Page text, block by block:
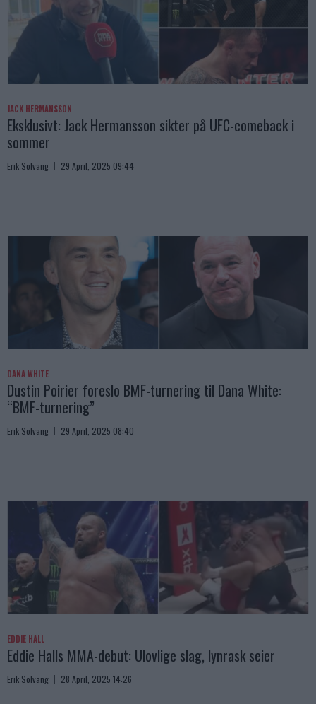
JACK HERMANSSON
Eksklusivt: Jack Hermansson sikter på UFC-comeback i
sommer
Erik Solvang 29 April, 2025 09:44
DANA WHITE
Dustin Poirier foreslo BMF-turnering til Dana White:
“BMF-turnering”
Erik Solvang 29 April, 2025 08:40
EDDIE HALL
Eddie Halls MMA-debut: Ulovlige slag, lynrask seier
Erik Solvang 28 April, 2025 14:26